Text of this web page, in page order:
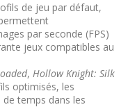
de jeu par défaut,
par seconde (FPS)
jeux compatibles au
, Hollow Knight: Silk
optimisés, les
temps dans les